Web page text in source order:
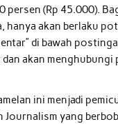
(Rp 45.000).
hanya akan berlaku
di bawah
akan
ini menjadi
yang